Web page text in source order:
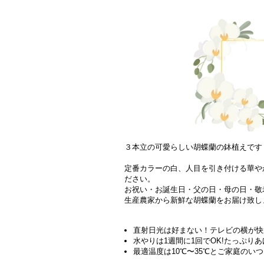
３本立の可愛らしい胡蝶蘭の鉢植えです
定番カラーの白、人目を引き付ける華
ださい。
お祝い・お誕生日・父の日・母の日・
生産農家から新鮮な胡蝶蘭をお届け致
直射日光は好まない！テレビの横が
水やりは1週間に1回でOK!たっぷり
最適温度は10℃〜35℃とご家庭のい